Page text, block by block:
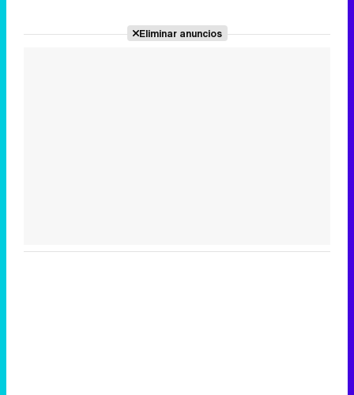
Eliminar anuncios